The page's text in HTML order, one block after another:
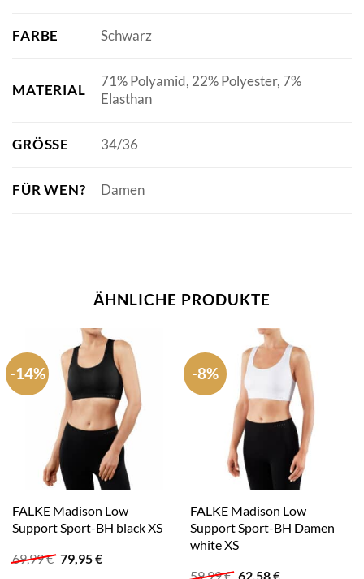
FARBE Schwarz
MATERIAL
71% Polyamid, 22% Polyester, 7%
Elasthan
GRÖSSE 34/36
FÜR WEN? Damen
ÄHNLICHE PRODUKTE
-14%
FALKE Madison Low
Support Sport-BH black XS
69,99€ Ursprünglicher
Preis
79,95€Aktueller
-8%
FALKE Madison Low
Support Sport-BH Damen
white XS
59,99€ Ursprünglicher
62,58€Aktueller